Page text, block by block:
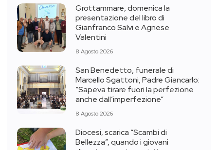
Grottammare, domenica la
presentazione del libro di
Gianfranco Salvi e Agnese
Valentini
8 Agosto 2026
San Benedetto, funerale di
Marcello Sgattoni, Padre Giancarlo:
“Sapeva tirare fuori la perfezione
anche dall’imperfezione”
8 Agosto 2026
Diocesi, scarica “Scambi di
Bellezza”, quando i giovani